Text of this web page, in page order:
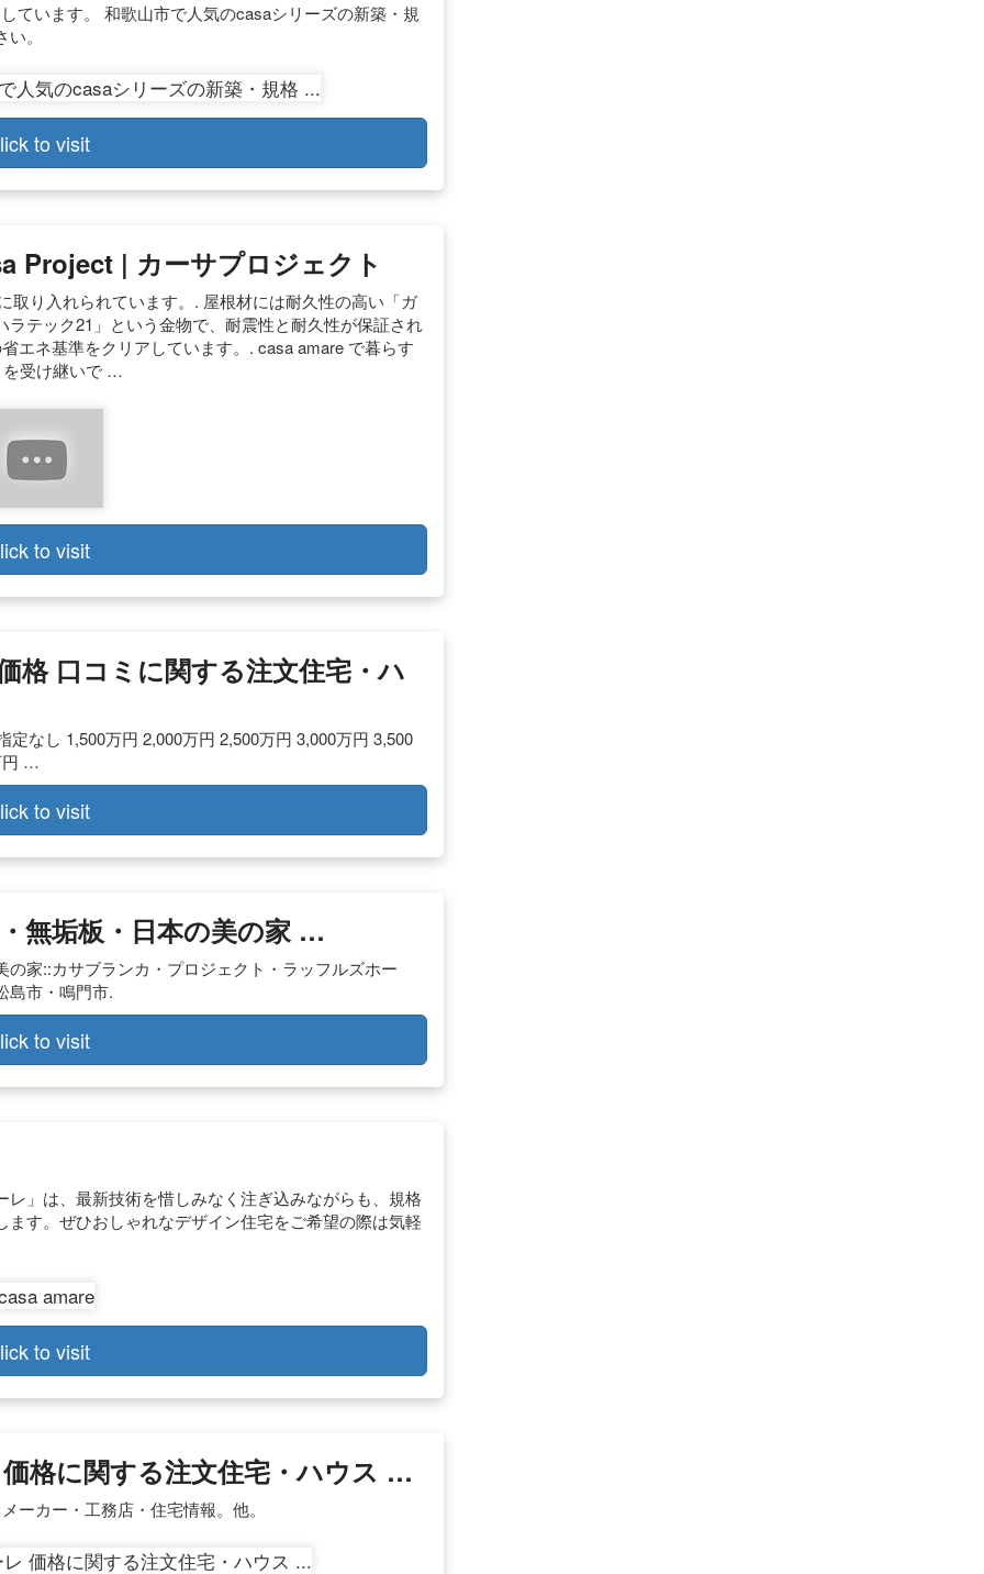
ています。 和歌山市で人気のcasaシリーズの新築・規
。
to visit
Project | カーサプロジェクト
取り入れられています。. 屋根材には耐久性の高い「ガ
テック21」という金物で、耐震性と耐久性が保証され
エネ基準をクリアしています。. casa amare で暮らす
を受け継いで …
to visit
格 口コミに関する注文住宅・ハ
なし 1,500万円 2,000万円 2,500万円 3,000万円 3,500
円 …
to visit
無垢板・日本の美の家 …
家::カサブランカ・プロジェクト・ラッフルズホー
島市・鳴門市.
to visit
」は、最新技術を惜しみなく注ぎ込みながらも、規格
す。ぜひおしゃれなデザイン住宅をご希望の際は気軽
to visit
格に関する注文住宅・ハウス …
ーカー・工務店・住宅情報。他。